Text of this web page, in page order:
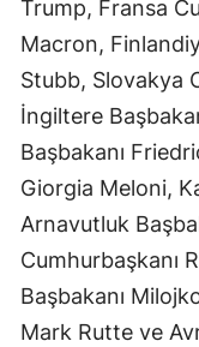
Trump, Fransa
Macron,
Stubb, Slovakya
İngiltere
Başbakanı
Giorgia Meloni,
Arnavutluk
Cumhurbaşkanı
Başbakanı
Mark Rutte ve